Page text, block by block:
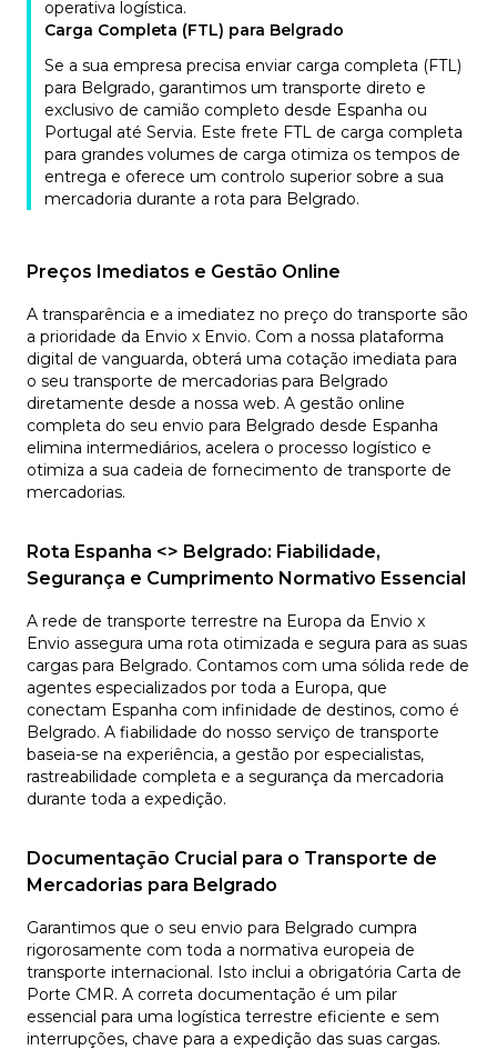
operativa logística.
Carga Completa (FTL) para Belgrado
Se a sua empresa precisa enviar carga completa (FTL)
para Belgrado, garantimos um transporte direto e
exclusivo de camião completo desde Espanha ou
Portugal até Servia. Este frete FTL de carga completa
para grandes volumes de carga otimiza os tempos de
entrega e oferece um controlo superior sobre a sua
mercadoria durante a rota para Belgrado.
Preços Imediatos e Gestão Online
A transparência e a imediatez no preço do transporte são
a prioridade da Envio x Envio. Com a nossa plataforma
digital de vanguarda, obterá uma cotação imediata para
o seu transporte de mercadorias para Belgrado
diretamente desde a nossa web. A gestão online
completa do seu envio para Belgrado desde Espanha
elimina intermediários, acelera o processo logístico e
otimiza a sua cadeia de fornecimento de transporte de
mercadorias.
Rota Espanha <> Belgrado: Fiabilidade,
Segurança e Cumprimento Normativo Essencial
A rede de transporte terrestre na Europa da Envio x
Envio assegura uma rota otimizada e segura para as suas
cargas para Belgrado. Contamos com uma sólida rede de
agentes especializados por toda a Europa, que
conectam Espanha com infinidade de destinos, como é
Belgrado. A fiabilidade do nosso serviço de transporte
baseia-se na experiência, a gestão por especialistas,
rastreabilidade completa e a segurança da mercadoria
durante toda a expedição.
Documentação Crucial para o Transporte de
Mercadorias para Belgrado
Garantimos que o seu envio para Belgrado cumpra
rigorosamente com toda a normativa europeia de
transporte internacional. Isto inclui a obrigatória Carta de
Porte CMR. A correta documentação é um pilar
essencial para uma logística terrestre eficiente e sem
interrupções, chave para a expedição das suas cargas.